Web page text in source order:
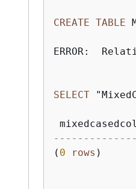
CREATE TABLE
ERROR:
SELECT
( 0 rows